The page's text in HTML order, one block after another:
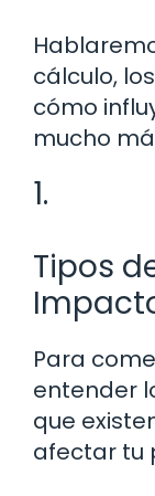
cálculo,
cómo
mucho
1.
Tipos
Para
entender
que
afectar tu